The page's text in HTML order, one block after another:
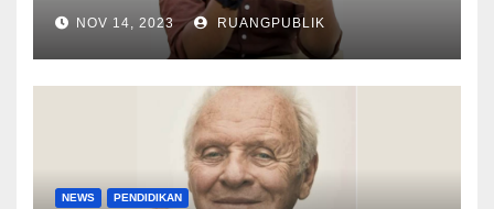
NOV 14, 2023 RUANGPUBLIK
NEWS PENDIDIKAN